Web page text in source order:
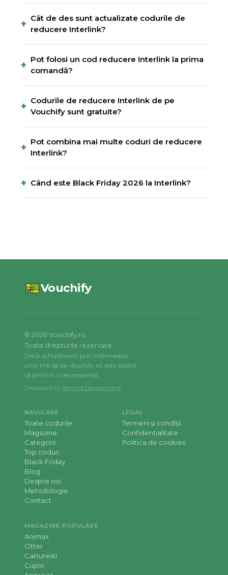
+ Cât de des sunt actualizate codurile de
reducere Interlink?
+ Pot folosi un cod reducere Interlink la prima
comandă?
+ Codurile de reducere Interlink de pe
Vouchify sunt gratuite?
+ Pot combina mai multe coduri de reducere
Interlink?
+ Când este Black Friday 2026 la Interlink?
Vouchify
© 2026Vouchify.ro.
Toate drepturile rezervate.
Dacă achiziționezi prin intermediul
unui link de pe Vouchify.ro, este posibil
să primim o recompensă.
Developed by Beyond Development
NAVIGARE
Toate codurile
Magazine
Categorii
Top coduri
Black Friday
Blog
Despre noi
Metodologie
Contact
LEGAL
Termeni și condiții
Confidențialitate
Politica de cookies
MAGAZINE POPULARE
Animax
Otter
Carturesti
Cupio